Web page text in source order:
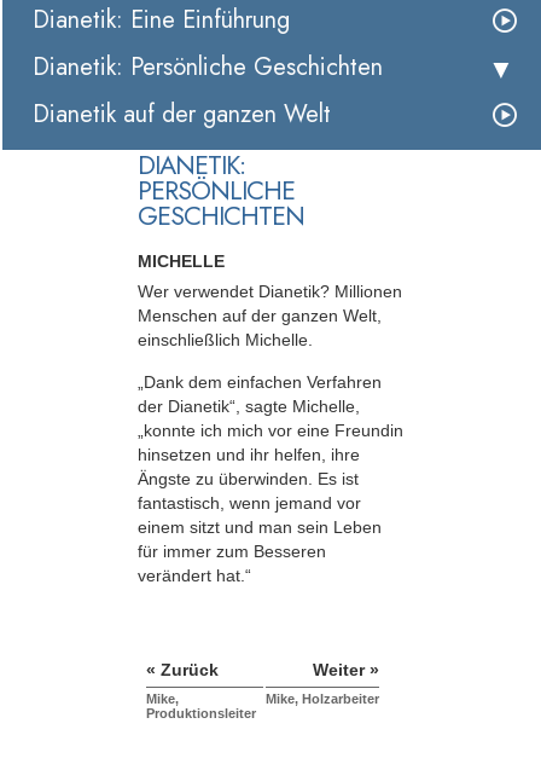
Dianetik: Eine Einführung
Dianetik: Persönliche Geschichten
Dianetik auf der ganzen Welt
DIANETIK:
PERSÖNLICHE
GESCHICHTEN
MICHELLE
Wer verwendet Dianetik? Millionen
Menschen auf der ganzen Welt,
einschließlich Michelle.
„Dank dem einfachen Verfahren
der Dianetik“, sagte Michelle,
„konnte ich mich vor eine Freundin
hinsetzen und ihr helfen, ihre
Ängste zu überwinden. Es ist
fantastisch, wenn jemand vor
einem sitzt und man sein Leben
für immer zum Besseren
verändert hat.“
« Zurück
Mike,
Produktionsleiter
Weiter »
Mike, Holzarbeiter